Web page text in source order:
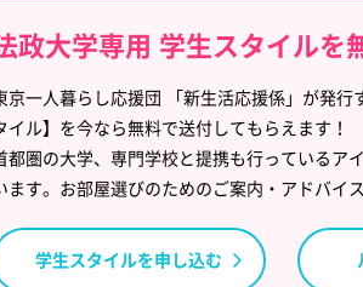
政大学専用 学生スタイルを
京一人暮らし応援団 「新生活応援係」が発
イル】を今なら無料で送付してもらえます！
都圏の大学、専門学校と提携も行っているア
ます。お部屋選びのためのご案内・アドバイ
学生スタイルを申し込む